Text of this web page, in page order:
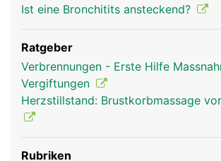
Ist eine Bronchitits ansteckend?
Ratgeber
Verbrennungen - Erste Hilfe
Vergiftungen
Herzstillstand: Brustkorbmassage
Rubriken